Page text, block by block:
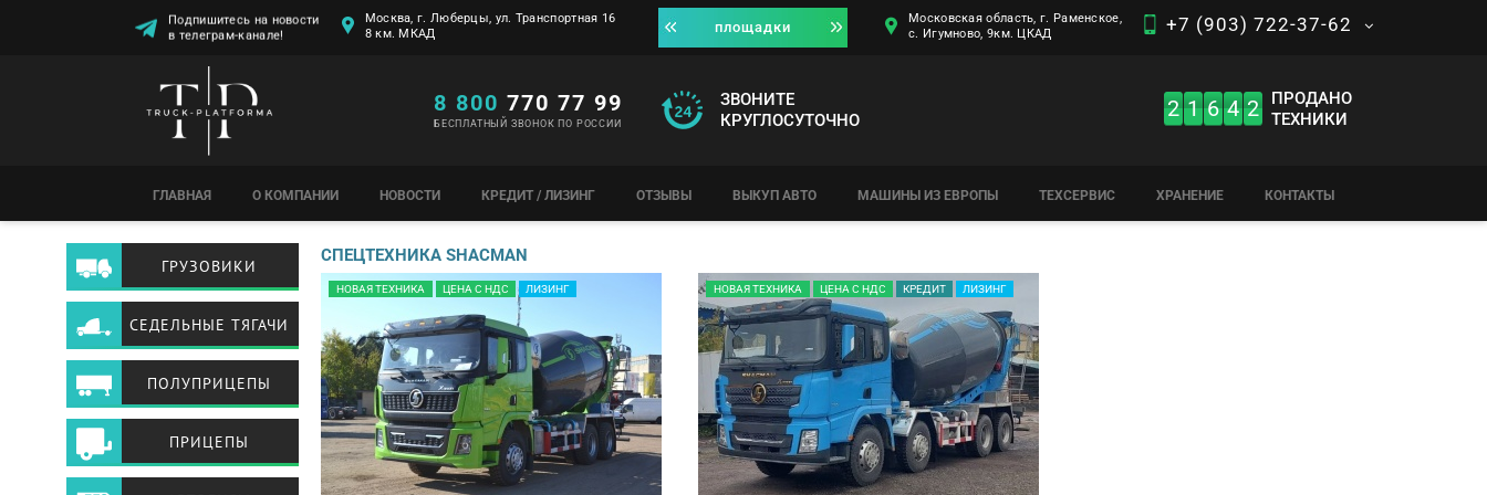
Подпишитесь на новости
в телеграм-канале!
Москва, г. Люберцы, ул. Транспортная 16
8 км. МКАД
площадки
Московская область, г. Раменское,
с. Игумново, 9км. ЦКАД
+7 (903) 722-37-62
8 800 770 77 99
БЕСПЛАТНЫЙ ЗВОНОК ПО РОССИИ
ЗВОНИТЕ
КРУГЛОСУТОЧНО
2 1 6 4 2
ПРОДАНО
ТЕХНИКИ
ГЛАВНАЯ О КОМПАНИИ НОВОСТИ КРЕДИТ / ЛИЗИНГ ОТЗЫВЫ ВЫКУП АВТО МАШИНЫ ИЗ ЕВРОПЫ ТЕХСЕРВИС ХРАНЕНИЕ КОНТАКТЫ
СПЕЦТЕХНИКА SHACMAN
НОВАЯ ТЕХНИКА ЦЕНА С НДС ЛИЗИНГ НОВАЯ ТЕХНИКА ЦЕНА С НДС КРЕДИТ ЛИЗИНГ
ГРУЗОВИКИ
СЕДЕЛЬНЫЕ ТЯГАЧИ
ПОЛУПРИЦЕПЫ
ПРИЦЕПЫ